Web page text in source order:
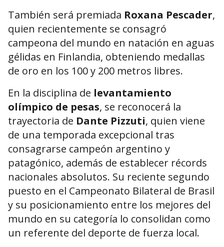
También será premiada Roxana Pescader,
quien recientemente se consagró
campeona del mundo en natación en aguas
gélidas en Finlandia, obteniendo medallas
de oro en los 100 y 200 metros libres.
En la disciplina de levantamiento
olímpico de pesas, se reconocerá la
trayectoria de Dante Pizzuti, quien viene
de una temporada excepcional tras
consagrarse campeón argentino y
patagónico, además de establecer récords
nacionales absolutos. Su reciente segundo
puesto en el Campeonato Bilateral de Brasil
y su posicionamiento entre los mejores del
mundo en su categoría lo consolidan como
un referente del deporte de fuerza local.